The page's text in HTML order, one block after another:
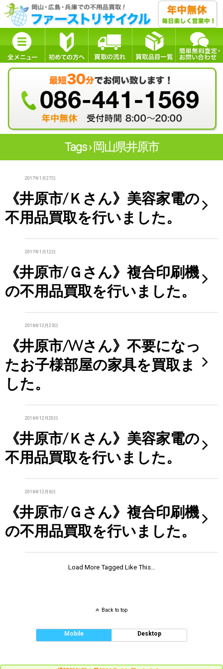
Tags › 岡山県井原市
2017年1月27日
《井原市/Ｋさん》美容家電の
不用品買取を行いました。
2017年1月12日
《井原市/Ｇさん》複合印刷機
の不用品買取を行いました。
2016年12月23日
《井原市/Wさん》不要になっ
たお子様部屋の家具を買取ま
した。
2016年12月20日
《井原市/Ｋさん》美容家電の
不用品買取を行いました。
2016年12月6日
《井原市/Ｇさん》複合印刷機
の不用品買取を行いました。
Load More Tagged Like This…
Back to top
Mobile Desktop